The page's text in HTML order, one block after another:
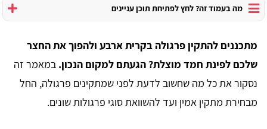
מה בעמוד זה? לחץ לפתיחת תוכן עניינים
מתכננים להתקין פרגולה בקרית ארבע ולהפוך את החצר
שלכם לפינת חמד מוצלת? הגעתם למקום הנכון. במאמר זה
נסקור את כל מה שחשוב לדעת לפני שמתקינים פרגולה, החל
מבחירת מתקין אמין ועד להשוואת סוגי פרגולות שונים.